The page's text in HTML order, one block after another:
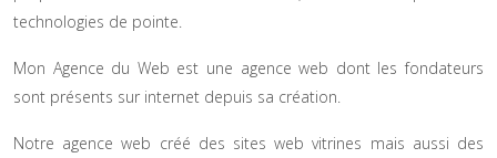
technologies de pointe.
Mon Agence du Web est une agence web dont les fondateurs
sont présents sur internet depuis sa création.
Notre agence web créé des sites web vitrines mais aussi des